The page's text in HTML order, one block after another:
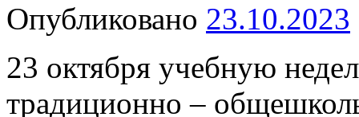
Опубликовано 23.10.2023
23 октября учебную
традиционно –